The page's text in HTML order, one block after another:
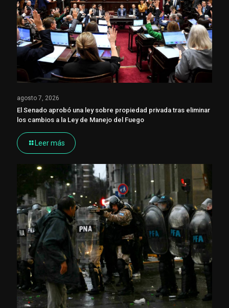
agosto 7, 2026
El Senado aprobó una ley sobre propiedad privada tras eliminar
los cambios a la Ley de Manejo del Fuego
Leer más